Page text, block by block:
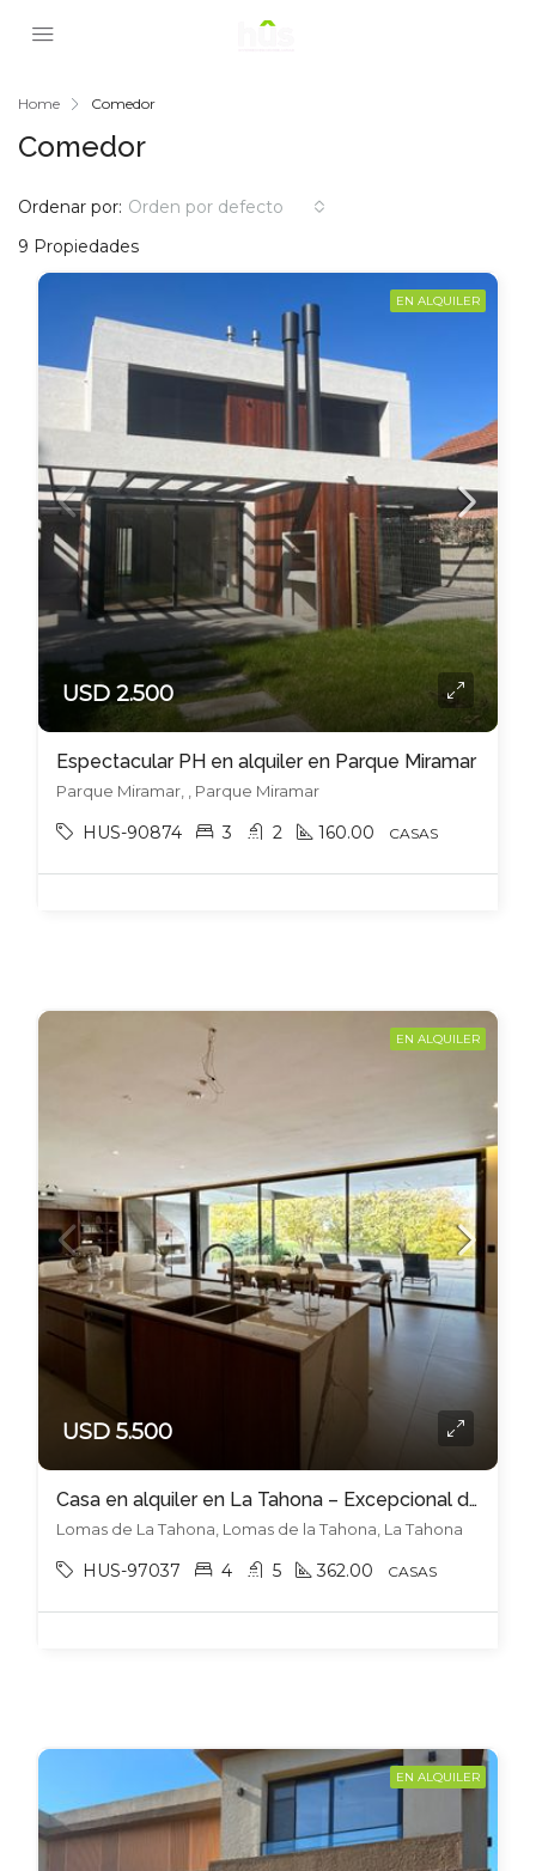
Home Comedor
Comedor
9 Propiedades
Ordenar por: Orden por defecto
EN ALQUILER
USD 2.500
Espectacular PH en alquiler en Parque Miramar
Parque Miramar, , Parque Miramar
HUS-90874 3 2 160.00 CASAS
EN ALQUILER
USD 5.500
Casa en alquiler en La Tahona – Excepcional diseño y calidad
Lomas de La Tahona, Lomas de la Tahona, La Tahona
HUS-97037 4 5 362.00 CASAS
EN ALQUILER